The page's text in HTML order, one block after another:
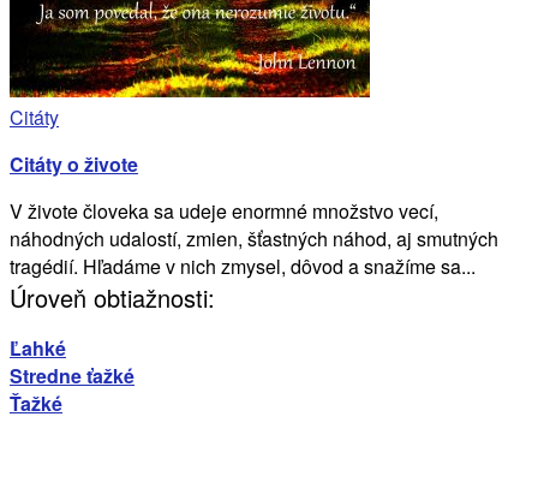
Citáty
Citáty o živote
V živote človeka sa udeje enormné množstvo vecí,
náhodných udalostí, zmien, šťastných náhod, aj smutných
tragédií. Hľadáme v nich zmysel, dôvod a snažíme sa...
Úroveň obtiažnosti:
Ľahké
Stredne ťažké
Ťažké